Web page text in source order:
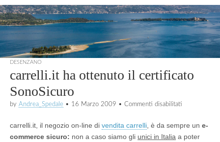
DESENZANO
carrelli.it ha ottenuto il certificato
SonoSicuro
by Andrea_Spedale • 16 Marzo 2009 • Commenti disabilitati
ottenuto
il
carrelli.it, il negozio on-line di vendita carrelli , è da sempre un e-
commerce sicuro: non a caso siamo gli unici in Italia a poter